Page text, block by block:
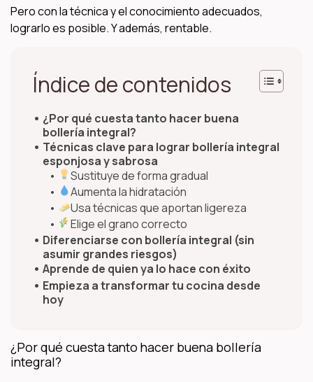
Pero con la técnica y el conocimiento adecuados,
lograrlo es posible. Y además, rentable.
Índice de contenidos
¿Por qué cuesta tanto hacer buena
bollería integral?
Técnicas clave para lograr bollería integral
esponjosa y sabrosa
Sustituye de forma gradual
Aumenta la hidratación
Usa técnicas que aportan ligereza
Elige el grano correcto
Diferenciarse con bollería integral (sin
asumir grandes riesgos)
Aprende de quien ya lo hace con éxito
Empieza a transformar tu cocina desde
hoy
¿Por qué cuesta tanto hacer buena bollería
integral?